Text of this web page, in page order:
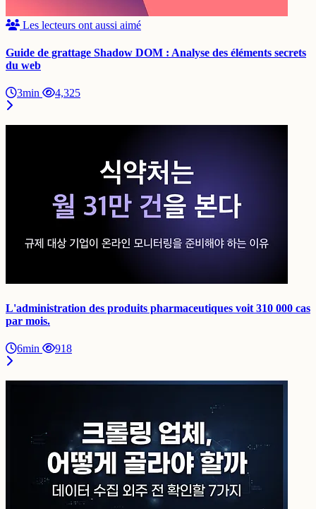
Les lecteurs ont aussi aimé
Guide de grattage Shadow DOM : Analyse des éléments secrets
du web
3min 4,325
L'administration des produits pharmaceutiques voit 310 000 cas
par mois.
6min 918